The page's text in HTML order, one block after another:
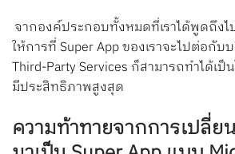
จากองค์ประกอบทั้งหมดที่เราได้พูดถึงไ
ให้การที่ Super App ของเราจะไปต่อกับ
Third-Party Services ก็สามารถทำได้เ
มีประสิทธิภาพสูงสุด
ความท้าทายจากการเปลี่ย